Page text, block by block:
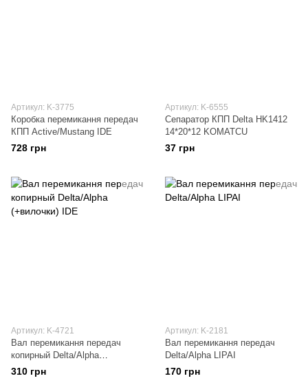
Артикул: K-3775
Коробка перемикання передач
КПП Active/Mustang IDE
728 грн
Артикул: K-6555
Сепаратор КПП Delta HK1412
14*20*12 KOMATCU
37 грн
Артикул: K-4721
Вал перемикання передач
копирный Delta/Alpha
(+вилочки) IDE
310 грн
Артикул: K-2181
Вал перемикання передач
Delta/Alpha LIPAI
170 грн